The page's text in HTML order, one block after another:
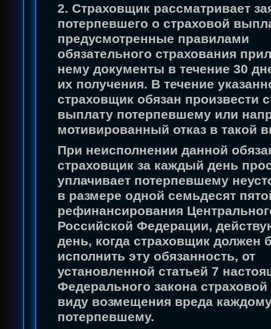
2. Страховщик рассматривает
потерпевшего о страховой
предусмотренные правилами
обязательного страхования
нему документы в течение 30
их получения. В течение
страховщик обязан произвести
выплату потерпевшему или
мотивированный отказ в такой
При неисполнении данной
страховщик за каждый день
уплачивает потерпевшему
в размере одной семьдесят
рефинансирования
Российской Федерации,
день, когда страховщик должен
исполнить эту обязанность, от
установленной статьей 7
Федерального закона
виду возмещения вреда
потерпевшему.